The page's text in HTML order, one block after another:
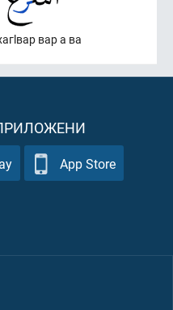
вар а ва
App Store